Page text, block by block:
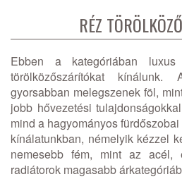
RÉZ
Ebben a kategóriában
törölközőszárítókat kínálunk.
gyorsabban melegszenek föl,
jobb hővezetési
mind a hagyományos
kínálatunkban, némelyik kézzel
nemesebb fém, mint az acél,
radiátorok magasabb